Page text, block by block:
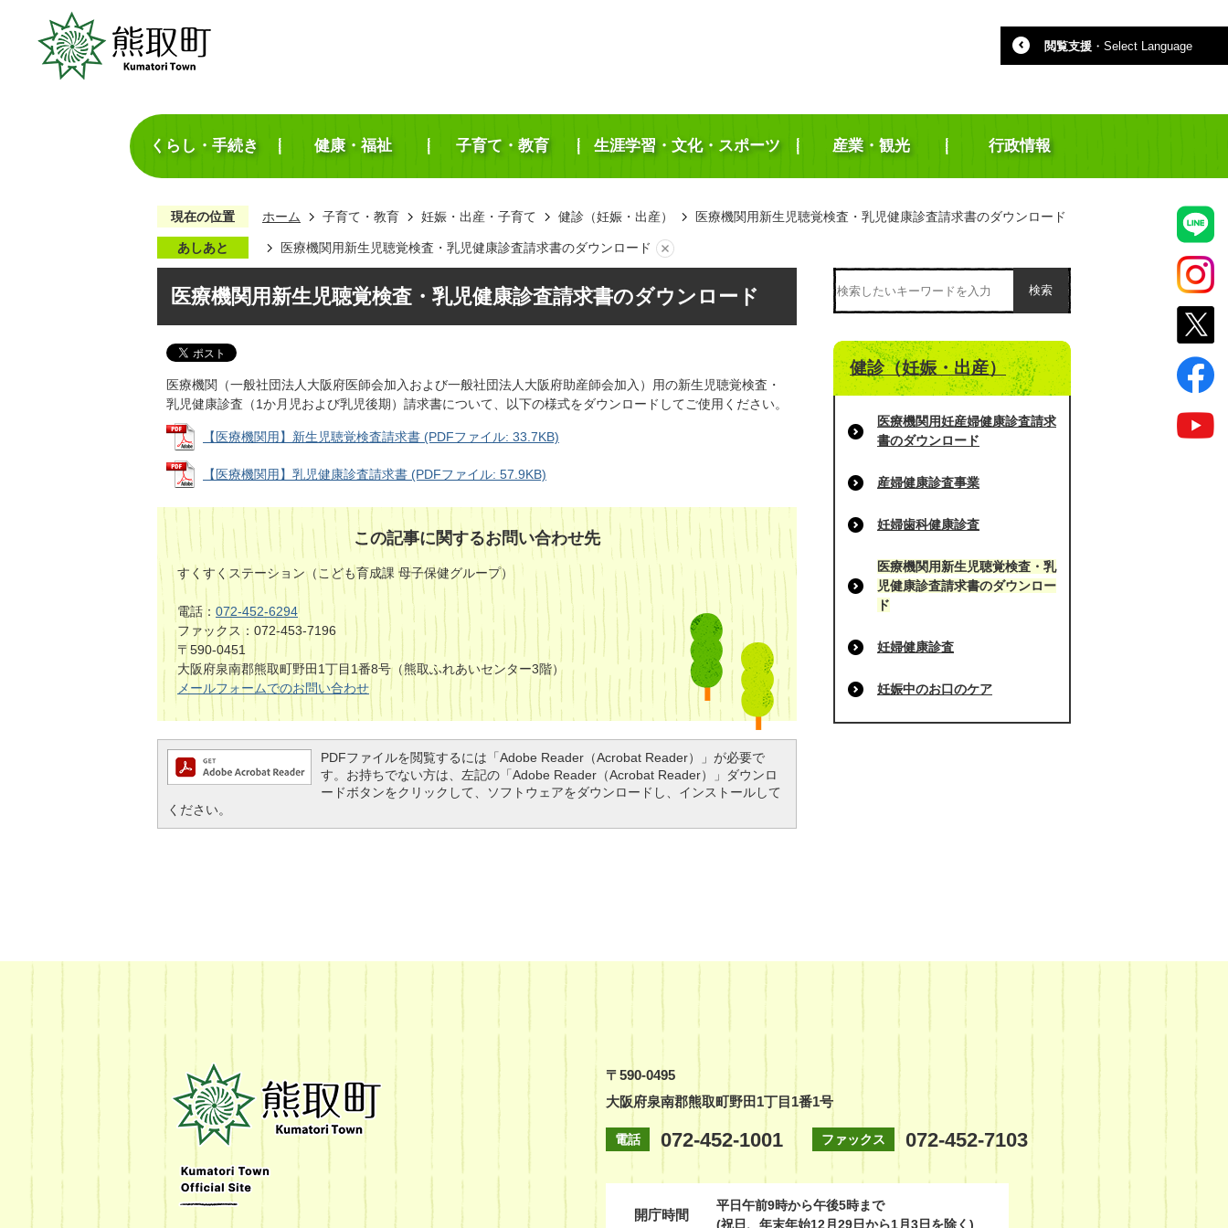
閲覧支援 ・ Select Language
くらし・手続き 健康・福祉 子育て・教育 生涯学習・文化・スポーツ 産業・観光 行政情報
現在の位置 ホーム 子育て・教育 妊娠・出産・子育て 健診（妊娠・出産） 医療機関用新生児聴覚検査・乳児健康診査請求書のダウンロード
あしあと 医療機関用新生児聴覚検査・乳児健康診査請求書のダウンロード
医療機関用新生児聴覚検査・乳児健康診査請求書のダウンロード
医療機関（一般社団法人大阪府医師会加入および一般社団法人大阪府助産師会加入）用の新生児聴覚検査・
乳児健康診査（1か月児および乳児後期）請求書について、以下の様式をダウンロードしてご使用ください。
【医療機関用】新生児聴覚検査請求書 (PDFファイル: 33.7KB)
【医療機関用】乳児健康診査請求書 (PDFファイル: 57.9KB)
この記事に関するお問い合わせ先
すくすくステーション（こども育成課 母子保健グループ）
電話： 072-452-6294
ファックス：072-453-7196
〒590-0451
大阪府泉南郡熊取町野田1丁目1番8号（熊取ふれあいセンター3階）
メールフォームでのお問い合わせ
PDFファイルを閲覧するには「Adobe Reader（Acrobat Reader）」が必要で
す。お持ちでない方は、左記の「Adobe Reader（Acrobat Reader）」ダウンロ
ードボタンをクリックして、ソフトウェアをダウンロードし、インストールして
ください。
検索
健診（妊娠・出産）
医療機関用妊産婦健康診査請求
書のダウンロード
産婦健康診査事業
妊婦歯科健康診査
医療機関用新生児聴覚検査・乳
児健康診査請求書のダウンロー
ド
妊婦健康診査
妊娠中のお口のケア
町
Kumatori
Town
Official
Site
〒590-0495
大阪府泉南郡熊取町野田1丁目1番1号
電話 072-452-1001 ファックス 072-452-7103
開庁時間
平日午前9時から午後5時まで
(祝日、年末年始12月29日から1月3日を除く)